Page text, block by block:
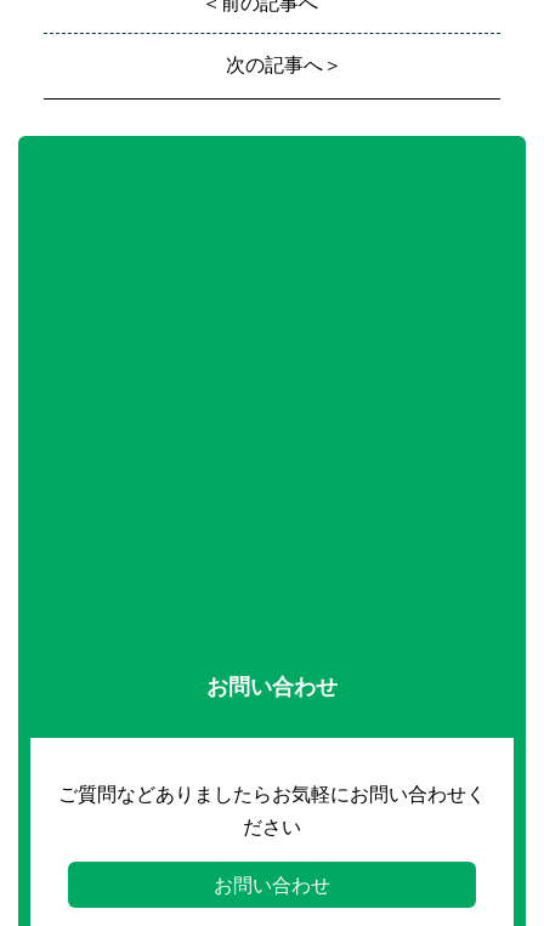
次の記事へ＞
お問い合わせ
ご質問などありましたらお気軽にお問い合わせく
ださい
お問い合わせ